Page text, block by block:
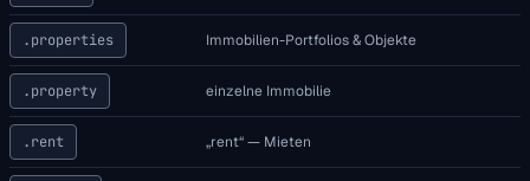
.properties Immobilien-Portfolios & Objekte
.property einzelne Immobilie
.rent „rent“ — Mieten